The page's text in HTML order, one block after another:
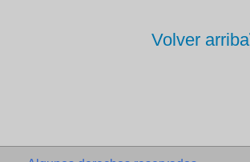
Volver arriba